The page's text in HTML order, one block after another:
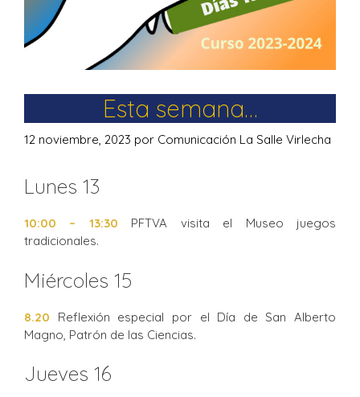
Esta semana…
12 noviembre, 2023 por Comunicación La Salle Virlecha
Lunes 13
10:00 – 13:30 PFTVA visita el Museo juegos
tradicionales.
Miércoles 15
8.20 Reflexión especial por el Día de San Alberto
Magno, Patrón de las Ciencias.
Jueves 16